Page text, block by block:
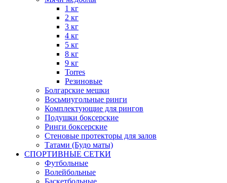
1 кг
2 кг
3 кг
4 кг
5 кг
8 кг
9 кг
Torres
Резиновые
Болгарские мешки
Восьмиугольные ринги
Комплектующие для рингов
Подушки боксерские
Ринги боксерские
Стеновые протекторы для залов
Татами (Будо маты)
СПОРТИВНЫЕ СЕТКИ
Футбольные
Волейбольные
Баскетбольные